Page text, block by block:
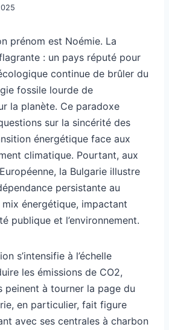
prénom est Noémie. La
: un pays réputé pour
continue de brûler du
fossile lourde de
la planète. Ce paradoxe
sur la sincérité des
énergétique face aux
climatique. Pourtant, aux
la Bulgarie illustre
persistante au
énergétique, impactant
publique et l’environnement.
s’intensifie à l’échelle
les émissions de CO2,
à tourner la page du
en particulier, fait figure
avec ses centrales à charbon